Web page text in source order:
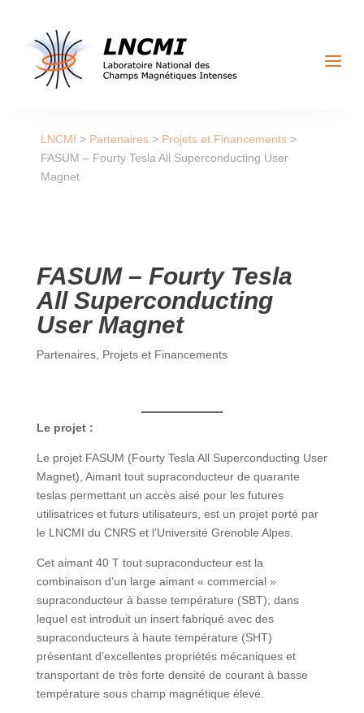
a
LNCMI > Partenaires> Projets et Financements>
FASUM – Fourty Tesla All Superconducting User
Magnet
FASUM – Fourty Tesla
All Superconducting
User Magnet
Partenaires, Projets et Financements
Le projet :
Le projet FASUM (Fourty Tesla All Superconducting User
Magnet), Aimant tout supraconducteur de quarante
teslas permettant un accès aisé pour les futures
utilisatrices et futurs utilisateurs, est un projet porté par
le LNCMI du CNRS et l’Université Grenoble Alpes.
Cet aimant 40 T tout supraconducteur est la
combinaison d’un large aimant « commercial »
supraconducteur à basse température (SBT), dans
lequel est introduit un insert fabriqué avec des
supraconducteurs à haute température (SHT)
présentant d’excellentes propriétés mécaniques et
transportant de très forte densité de courant à basse
température sous champ magnétique élevé.